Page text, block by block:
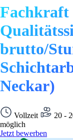
Fachkraft
brutto/
Neckar)
Vollzeit 20 -
möglich
Jetzt bewerben